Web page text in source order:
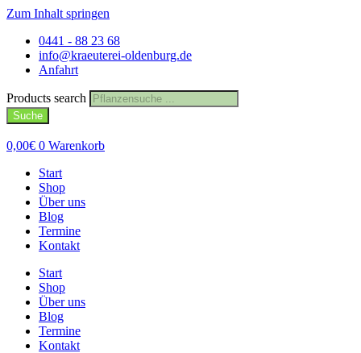
Zum Inhalt springen
0441 - 88 23 68
info@kraeuterei-oldenburg.de
Anfahrt
Products search
Suche
0,00€ 0 Warenkorb
Start
Shop
Über uns
Blog
Termine
Kontakt
Start
Shop
Über uns
Blog
Termine
Kontakt